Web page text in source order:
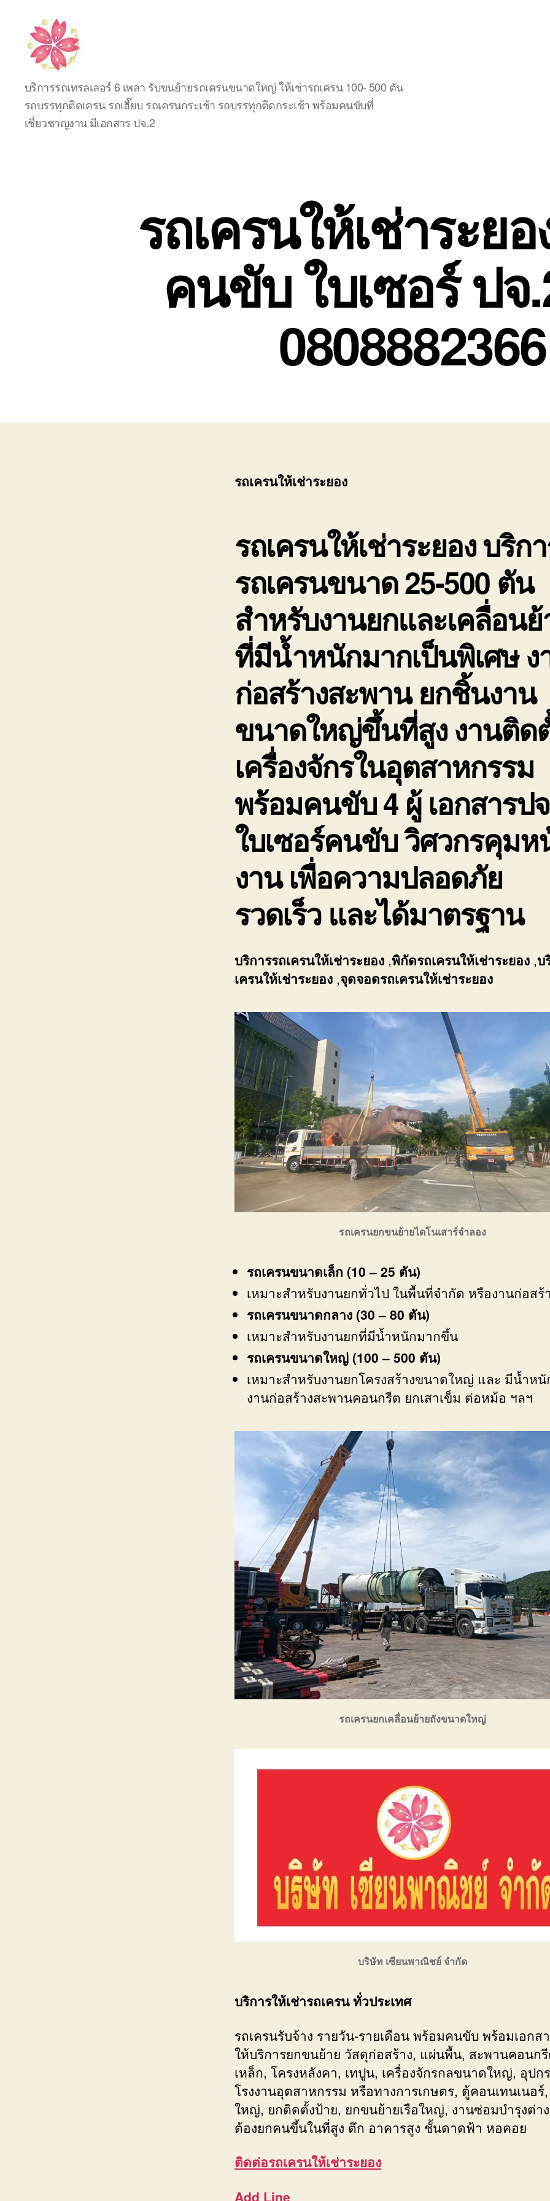
รับจ้าง
ขน
ย้าย
รถ
เครน
บริการรถเทรลเลอร์ 6 เพลา รับขนย้ายรถเครนขนาดใหญ่ ให้เช่ารถเครน 100- 500 ตัน
รถบรรทุกติดเครน รถเฮี๊ยบ รถเครนกระเช้า รถบรรทุกติดกระเช้า พร้อมคนขับที่
เชี่ยวชาญงาน มีเอกสาร ปจ.2
รถเครนให้เช่าระย
คนขับ ใบเซอร์ ปจ
0808882366
รถเครนให้เช่าระยอง
รถเครนให้เช่าระยอง บริก
รถเครนขนาด 25-500 ตัน
สำหรับงานยกและเคลื่อนย้
ที่มีน้ำหนักมากเป็นพิเศษ ง
ก่อสร้างสะพาน ยกชิ้นงาน
ขนาดใหญ่ขึ้นที่สูง งานติด
เครื่องจักรในอุตสาหกรรม
พร้อมคนขับ 4 ผู้ เอกสารป
ใบเซอร์คนขับ วิศวกรคุมห
งาน เพื่อความปลอดภัย
รวดเร็ว และได้มาตรฐาน
บริการรถเครนให้เช่าระยอง ,พิกัดรถเครนให้เช่าระยอง ,บ
เครนให้เช่าระยอง ,จุดจอดรถเครนให้เช่าระยอง
รถเครนยกขนย้ายไดโนเสาร์จำลอง
รถเครนขนาดเล็ก (10 – 25 ตัน)
เหมาะสำหรับงานยกทั่วไป ในพื้นที่จำกัด หรืองานก่อสร้
รถเครนขนาดกลาง (30 – 80 ตัน)
เหมาะสำหรับงานยกที่มีน้ำหนักมากขึ้น
รถเครนขนาดใหญ่ (100 – 500 ตัน)
เหมาะสำหรับงานยกโครงสร้างขนาดใหญ่ และ มีน้ำห
งานก่อสร้างสะพานคอนกรีต ยกเสาเข็ม ต่อหม้อ ฯลฯ
รถเครนยกเคลื่อนย้ายถังขนาดใหญ่
บริษัท เซียนพาณิชย์ จำกัด
บริการให้เช่ารถเครน ทั่วประเทศ
รถเครนรับจ้าง รายวัน-รายเดือน พร้อมคนขับ พร้อมเอกส
ให้บริการยกขนย้าย วัสดุก่อสร้าง, แผ่นพื้น, สะพานคอนก
เหล็ก, โครงหลังคา, เทปูน, เครื่องจักรกลขนาดใหญ่, อุป
โรงงานอุตสาหกรรม หรือทางการเกษตร, ตู้คอนเทนเนอ
ใหญ่, ยกติดตั้งป้าย, ยกขนย้ายเรือใหญ่, งานซ่อมบำรุงต่า
ต้องยกคนขึ้นในที่สูง ตึก อาคารสูง ชั้นดาดฟ้า หอคอย
ติดต่อรถเครนให้เช่าระยอง
Add Line